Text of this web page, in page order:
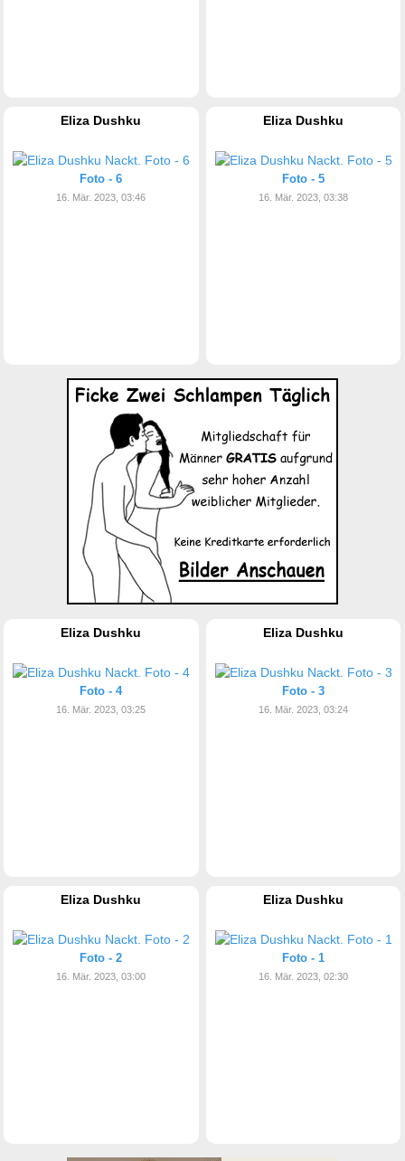
Eliza Dushku
Foto - 6
16. Mär. 2023, 03:46
Eliza Dushku
Foto - 5
16. Mär. 2023, 03:38
Eliza Dushku
Foto - 4
16. Mär. 2023, 03:25
Eliza Dushku
Foto - 3
16. Mär. 2023, 03:24
Eliza Dushku
Foto - 2
16. Mär. 2023, 03:00
Eliza Dushku
Foto - 1
16. Mär. 2023, 02:30